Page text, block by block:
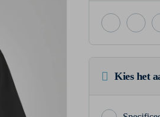
Kies het